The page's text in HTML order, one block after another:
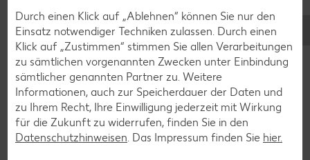
Durch einen Klick auf „Ablehnen“ können Sie nur den
Einsatz notwendiger Techniken zulassen. Durch einen
Klick auf „Zustimmen“ stimmen Sie allen Verarbeitungen
zu sämtlichen vorgenannten Zwecken unter Einbindung
sämtlicher genannten Partner zu. Weitere
Informationen, auch zur Speicherdauer der Daten und
zu Ihrem Recht, Ihre Einwilligung jederzeit mit Wirkung
für die Zukunft zu widerrufen, finden Sie in den
Datenschutzhinweisen . Das Impressum finden Sie hier.